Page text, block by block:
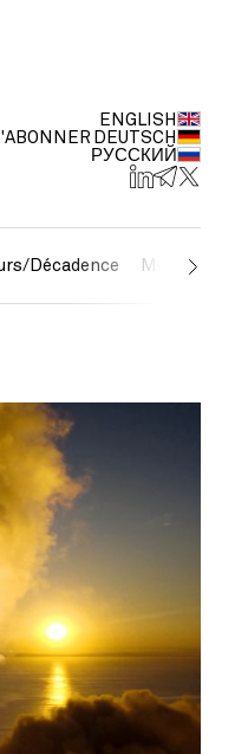
ENGLISH
DEUTSCH
РУССКИЙ
Décadence Métaux